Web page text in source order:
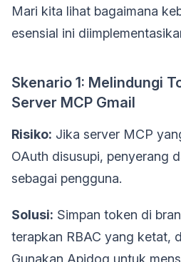
Mari kita lihat bagaimana
esensial ini
Skenario 1: Melindungi
Server MCP Gmail
Risiko: Jika server MCP
OAuth disusupi, penyerang
sebagai pengguna.
Solusi: Simpan token di
terapkan RBAC yang ketat,
Gunakan Apidog untuk